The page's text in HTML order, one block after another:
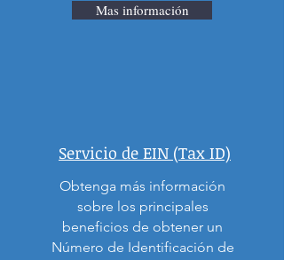
Mas información
Servicio de EIN (Tax ID)
Obtenga más información
sobre los principales
beneficios de obtener un
Número de Identificación de